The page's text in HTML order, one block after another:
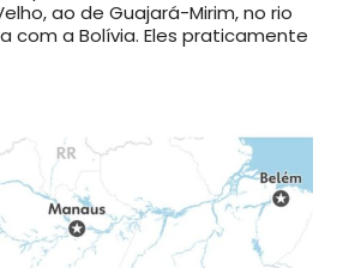
ao de Guajará-Mirim, no rio
com a Bolívia. Eles praticamente